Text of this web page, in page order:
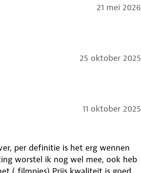
21 mei 2026
25 oktober 2025
11 oktober 2025
per definitie is het erg wennen
worstel ik nog wel mee, ook heb